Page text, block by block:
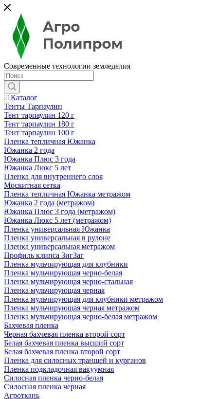
Современные технологии земледелия
Каталог
Тенты Тарпаулин
Тент тарпаулин 120 г
Тент тарпаулин 180 г
Тент тарпаулин 100 г
Пленка тепличная Южанка
Южанка 2 года
Южанка Плюс 3 года
Южанка Люкс 5 лет
Пленка для внутреннего слоя
Москитная сетка
Пленка тепличная Южанка метражом
Южанка 2 года (метражом)
Южанка Плюс 3 года (метражом)
Южанка Люкс 5 лет (метражом)
Пленка универсальная Южанка
Пленка универсальная в рулоне
Пленка универсальная метражом
Профиль клипса ЗигЗаг
Пленка мульчирующая для клубники
Пленка мульчирующая черно-белая
Пленка мульчирующая черно-стальная
Пленка мульчирующая черная
Пленка мульчирующая для клубники метражом
Пленка мульчирующая черная метражом
Пленка мульчирующая черно-белая метражом
Бахчевая пленка
Черная бахчевая пленка второй сорт
Белая бахчевая пленка высший сорт
Белая бахчевая пленка второй сорт
Пленка для силосных траншей и курганов
Пленка подкладочная вакуумная
Силосная пленка черно-белая
Силосная пленка черная
Агроткань